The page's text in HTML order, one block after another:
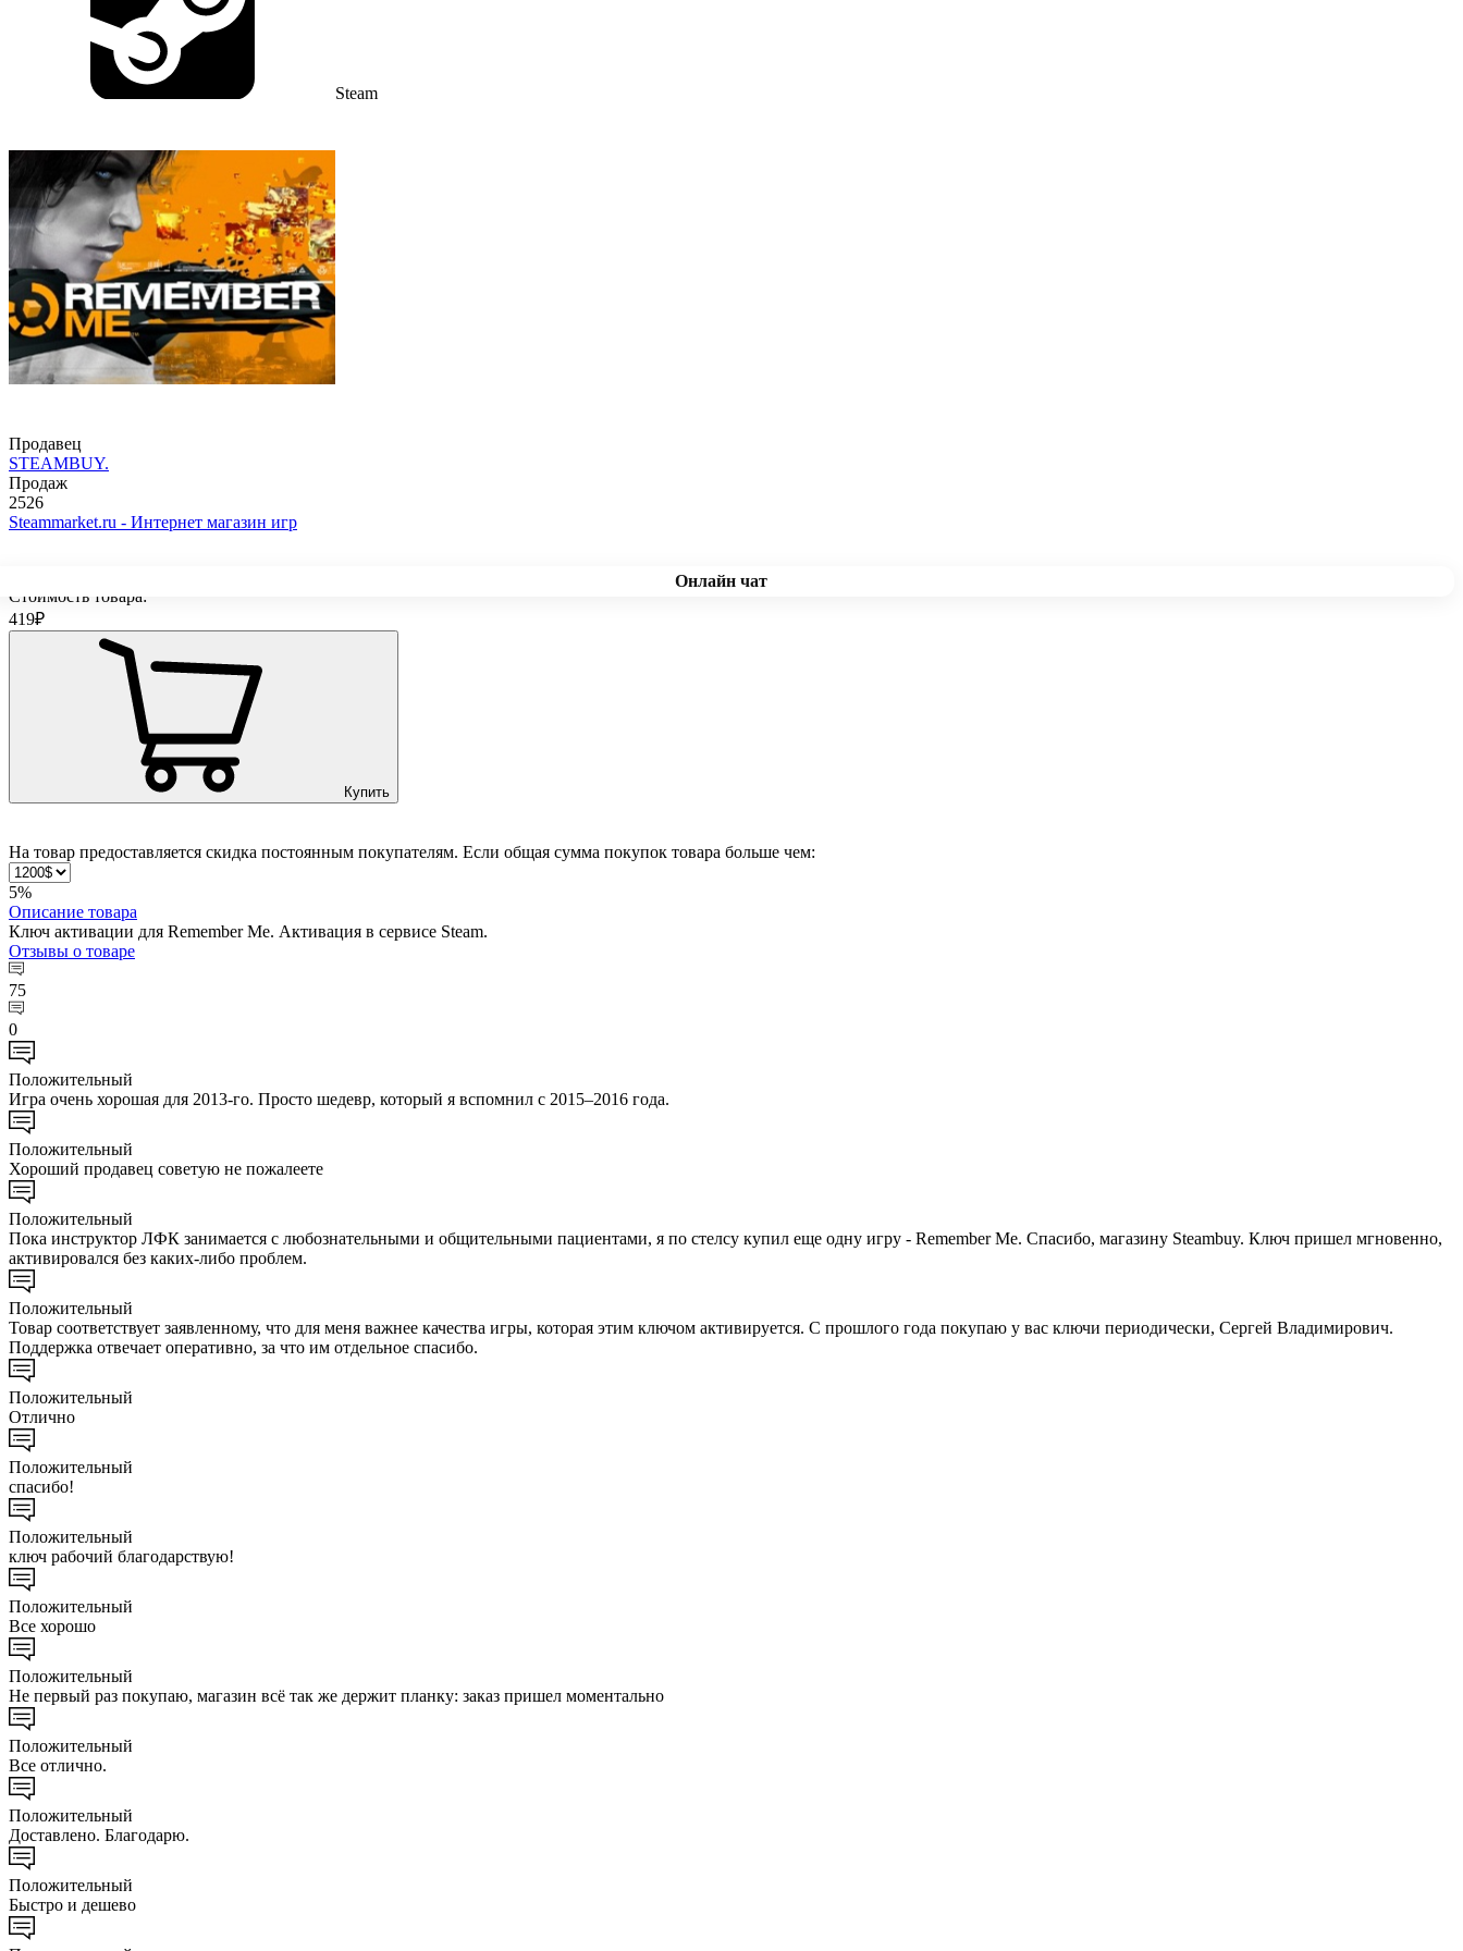
Steam
Онлайн чат
Продавец
STEAMBUY.
Продаж
2526
Steammarket.ru - Интернет магазин игр
Стоимость товара:
419₽
Купить
На товар предоставляется скидка постоянным покупателям. Если общая сумма покупок товара больше чем:
5%
Описание товара
Ключ активации для Remember Me. Активация в сервисе Steam.
Отзывы о товаре
75
0
Положительный
Игра очень хорошая для 2013-го. Просто шедевр, который я вспомнил с 2015–2016 года.
Положительный
Хороший продавец советую не пожалеете
Положительный
Пока инструктор ЛФК занимается с любознательными и общительными пациентами, я по стелсу купил еще одну игру - Remember Me. Спасибо, магазину Steambuy. Ключ пришел мгновенно,
активировался без каких-либо проблем.
Положительный
Товар соответствует заявленному, что для меня важнее качества игры, которая этим ключом активируется. С прошлого года покупаю у вас ключи периодически, Сергей Владимирович.
Поддержка отвечает оперативно, за что им отдельное спасибо.
Положительный
Отлично
Положительный
спасибо!
Положительный
ключ рабочий благодарствую!
Положительный
Все хорошо
Положительный
Не первый раз покупаю, магазин всё так же держит планку: заказ пришел моментально
Положительный
Все отлично.
Положительный
Доставлено. Благодарю.
Положительный
Быстро и дешево